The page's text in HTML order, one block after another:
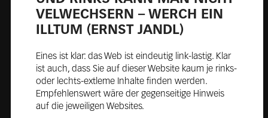
VEL­WECH­SERN – WERCH EIN
ILL­TUM (ERNST JANDL)
Eines ist klar: das Web ist eindeutig link-lastig. Klar
ist auch, dass Sie auf dieser Website kaum je rinks-
oder lechts-extleme Inhalte finden werden.
Empfehlenswert wäre der gegenseitige Hinweis
auf die jeweiligen Websites.